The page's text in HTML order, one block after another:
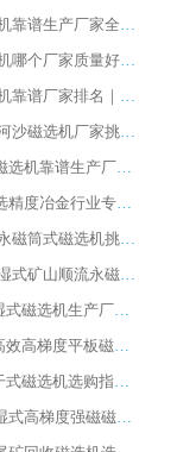
2026 磁选机靠谱生产厂家全梳理 分场景选型行业头部品牌选购参考攻略
2026 磁选机哪个厂家质量好？十大靠谱磁电企业排名选购指南
2026 磁选机靠谱厂家排名｜华体会手机网页版-华体会(中国) 高性价比磁选机磁电品牌
2026 顺流河沙磁选机厂家挑选攻略 | 业内口碑龙头企业高性价比品牌推荐
2026平板磁选机靠谱生产厂家选购指南 行业口碑良好品牌推荐 磁电领域实力强者
2026高分选精度冶金行业专用磁选机生产厂家,干湿式磁选机源头供应商推荐
2026 选矿永磁筒式磁选机挑选指南 华体会手机网页版-华体会(中国) 推荐品牌行业口碑佳实力突出
2026 靠谱湿式矿山顺流永磁筒式磁选机选购，国内专业生产厂家华体会手机网页版-华体会(中国) 综合实力出众
大型筒式湿式磁选机生产厂家怎么选?华体会手机网页版-华体会(中国) 设备口碑广受行业认可
湿式提纯高效高梯度平板磁选机靠谱设备源头厂商华体会手机网页版-华体会(中国) 综合测评
板式节能干式磁选机选购指南，源头生产厂家华体会手机网页版-华体会(中国) 综合实力可观
2026矿用湿式高梯度强磁磁选机选购指南，临朐靠谱磁电生产厂家华体会手机网页版-华体会(中国) 详解